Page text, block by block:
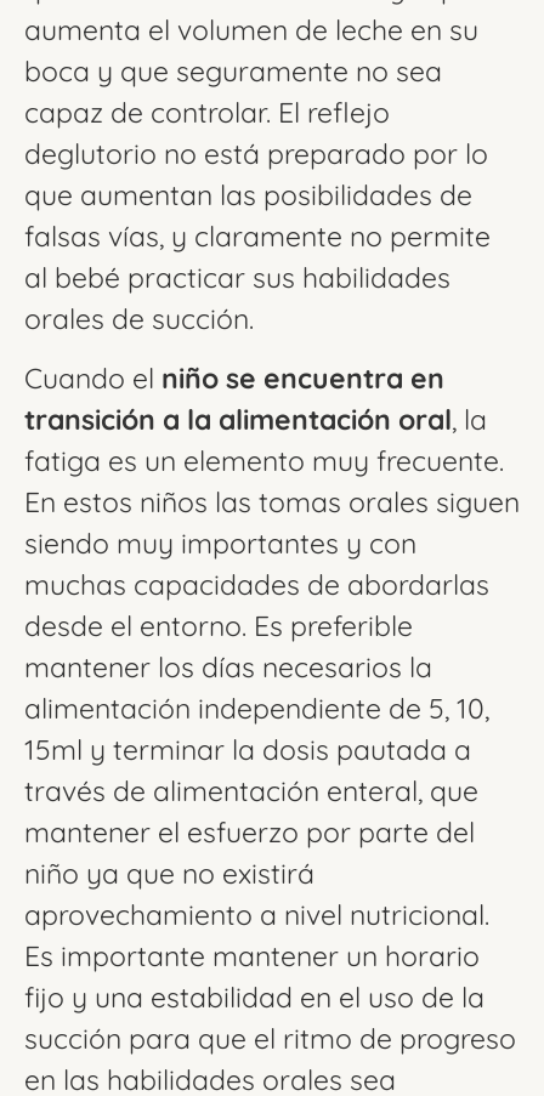
aumenta el volumen de leche en su
boca y que seguramente no sea
capaz de controlar. El reflejo
deglutorio no está preparado por lo
que aumentan las posibilidades de
falsas vías, y claramente no permite
al bebé practicar sus habilidades
orales de succión.
Cuando el niño se encuentra en
transición a la alimentación oral, la
fatiga es un elemento muy frecuente.
En estos niños las tomas orales siguen
siendo muy importantes y con
muchas capacidades de abordarlas
desde el entorno. Es preferible
mantener los días necesarios la
alimentación independiente de 5, 10,
15ml y terminar la dosis pautada a
través de alimentación enteral, que
mantener el esfuerzo por parte del
niño ya que no existirá
aprovechamiento a nivel nutricional.
Es importante mantener un horario
fijo y una estabilidad en el uso de la
succión para que el ritmo de progreso
en las habilidades orales sea